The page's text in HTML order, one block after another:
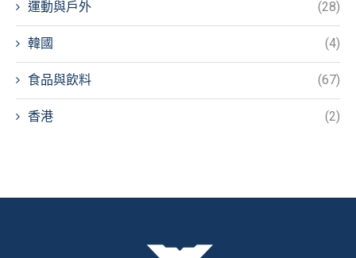
運動與戶外 (28)
韓國 (4)
食品與飲料 (67)
香港 (2)